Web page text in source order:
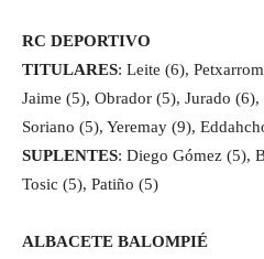
RC DEPORTIVO
TITULARES: Leite (6),
Jaime (5), Obrador (5), Jurado
Soriano (5), Yeremay (9),
SUPLENTES: Diego Gómez (5),
Tosic (5), Patiño (5)
ALBACETE BALOMPIÉ